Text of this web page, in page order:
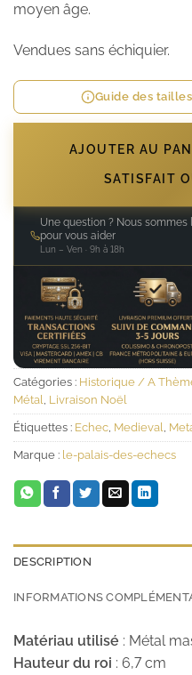
moyen âge.
Vendues sans échiquier.
Guide des
AJOUTER AU
SATISFAIT
Une question ? Nous sommes
pour vous aider
Lun – Ven · 9h à 18h
Catégories : Historique / A
Métal
Livraison Noël
Étiquettes : Echec Medieval
Marque : le-palais-des-echecs
DESCRIPTION
INFORMATIONS
Matériau utilisé : Métal
Hauteur du roi : 6,7 cm